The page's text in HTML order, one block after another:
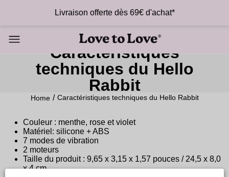
Livraison offerte dès 69€ d'achat*
Caractéristiques
techniques du Hello
Rabbit
Home Caractéristiques techniques du Hello Rabbit
Couleur : menthe, rose et violet
Matériel: silicone + ABS
7 modes de vibration
2 moteurs
Taille du produit : 9,65 x 3,15 x 1,57 pouces / 24,5 x 8,0
x 4 cm